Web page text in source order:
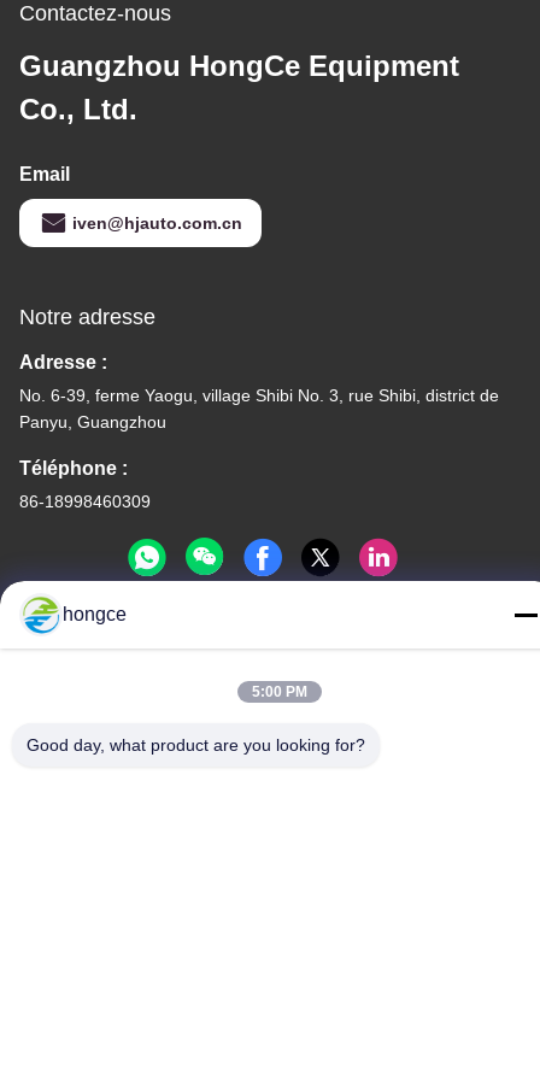
Contactez-nous
Guangzhou HongCe Equipment
Co., Ltd.
Email
iven@hjauto.com.cn
Notre adresse
Adresse :
No. 6-39, ferme Yaogu, village Shibi No. 3, rue Shibi, district de
Panyu, Guangzhou
Téléphone :
86-18998460309
politique de confidentialité|Plan du site
Bonne qualité de la Chine Équipement de test du CEI
Equipment Co., Ltd. . Tous droits réservés.
hongce
5:00 PM
Good day, what product are you looking for?